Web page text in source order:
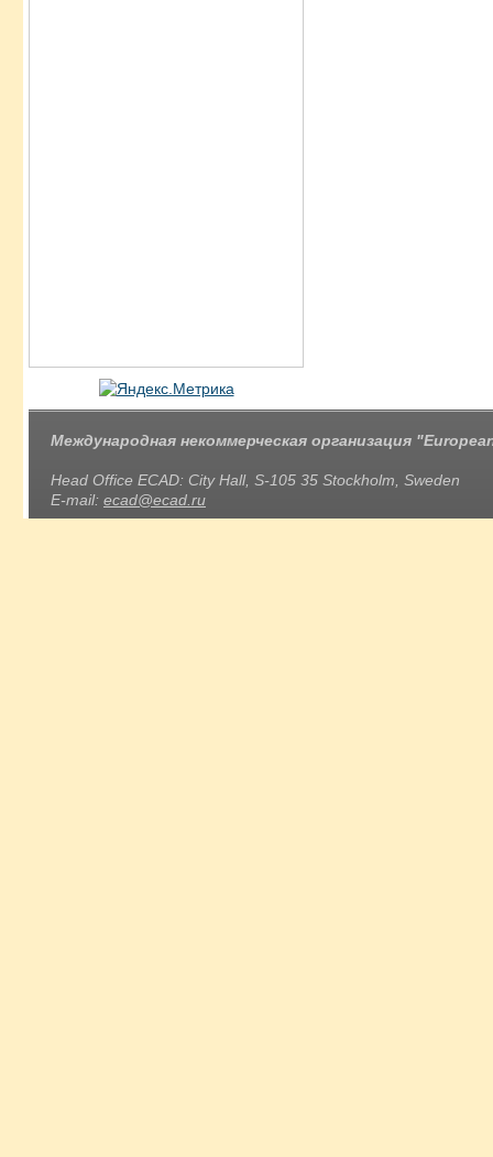
Международная некоммерческая организация
Head Office ECAD: City Hall, S-105 35 Stockholm, Sweden
E-mail: ecad@ecad.ru